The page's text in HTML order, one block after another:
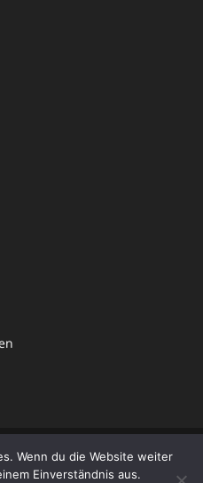
Wenn du die Website weiter
Einverständnis aus.